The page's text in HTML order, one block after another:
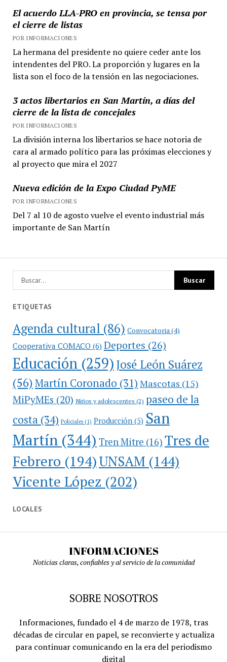
El acuerdo LLA-PRO en provincia, se tensa por
el cierre de listas
POR INFORMACIONES
La hermana del presidente no quiere ceder ante los
intendentes del PRO. La proporción y lugares en la
lista son el foco de la tensión en las negociaciones.
3 actos libertarios en San Martín, a días del
cierre de la lista de concejales
POR INFORMACIONES
La división interna los libertarios se hace notoria de
cara al armado político para las próximas elecciones y
al proyecto que mira el 2027
Nueva edición de la Expo Ciudad PyME
POR INFORMACIONES
Del 7 al 10 de agosto vuelve el evento industrial más
importante de San Martín
ETIQUETAS
Agenda cultural (86) Convocatoria (4)
Cooperativa COMACO(6) Deportes (26)
Educación(259)José León Suárez
(56)Martín Coronado (31) Mascotas (15)
MiPyMEs (20) Niños y adolescentes (2) paseo de la
costa(34) Policiales(1) Producción(5) San
Martín(344) Tren Mitre (16) Tres de
Febrero (194)UNSAM (144)
Vicente López (202)
LOCALES
INFORMACIONES
Noticias claras, confiables y al servicio de la comunidad
SOBRE NOSOTROS
Informaciones, fundado el 4 de marzo de 1978, tras
décadas de circular en papel, se reconvierte y actualiza
para continuar comunicando en la era del periodismo
digital